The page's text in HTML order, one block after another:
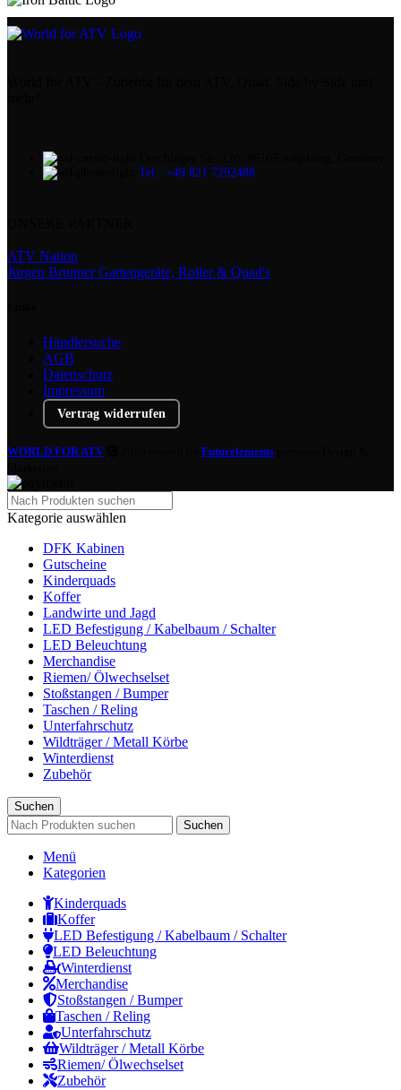
Tel.: +49 821 7292488
ATV Nation
Jürgen Brunner Gartengeräte, Roller & Quad's
Händlersuche
AGB
Datenschutz
Impressum
Vertrag widerrufen
WORLD FOR ATV Futurelements
Kategorie auswählen
DFK Kabinen
Gutscheine
Kinderquads
Koffer
Landwirte und Jagd
LED Befestigung / Kabelbaum / Schalter
LED Beleuchtung
Merchandise
Riemen/ Ölwechselset
Stoßstangen / Bumper
Taschen / Reling
Unterfahrschutz
Wildträger / Metall Körbe
Winterdienst
Zubehör
Suchen
Suchen
Menü
Kategorien
Kinderquads
Koffer
LED Befestigung / Kabelbaum / Schalter
LED Beleuchtung
Winterdienst
Merchandise
Stoßstangen / Bumper
Taschen / Reling
Unterfahrschutz
Wildträger / Metall Körbe
Riemen/ Ölwechselset
Zubehör